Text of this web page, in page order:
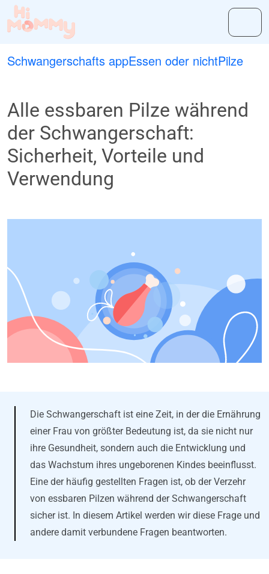
Schwangerschafts appEssen oder nichtPilze
Alle essbaren Pilze während
der Schwangerschaft:
Sicherheit, Vorteile und
Verwendung
Die Schwangerschaft ist eine Zeit, in der die Ernährung
einer Frau von größter Bedeutung ist, da sie nicht nur
ihre Gesundheit, sondern auch die Entwicklung und
das Wachstum ihres ungeborenen Kindes beeinflusst.
Eine der häufig gestellten Fragen ist, ob der Verzehr
von essbaren Pilzen während der Schwangerschaft
sicher ist. In diesem Artikel werden wir diese Frage und
andere damit verbundene Fragen beantworten.